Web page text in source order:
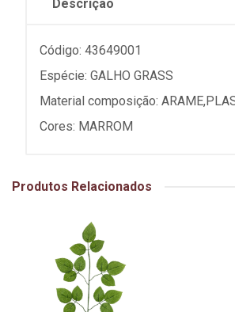
Descrição
Código: 43649001
Espécie: GALHO GRASS
Material composição:
Cores: MARROM
Produtos Relacionados